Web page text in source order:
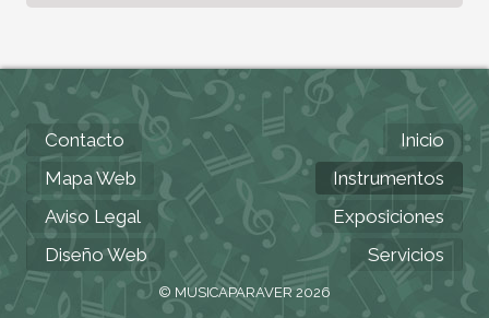
Contacto
Mapa Web
Aviso Legal
Diseño Web
Inicio
Instrumentos
Exposiciones
Servicios
© MUSICAPARAVER 2026